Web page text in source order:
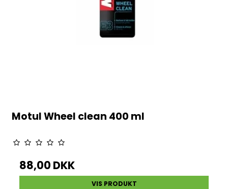
Motul Wheel clean 400 ml
88,00 DKK
VIS PRODUKT